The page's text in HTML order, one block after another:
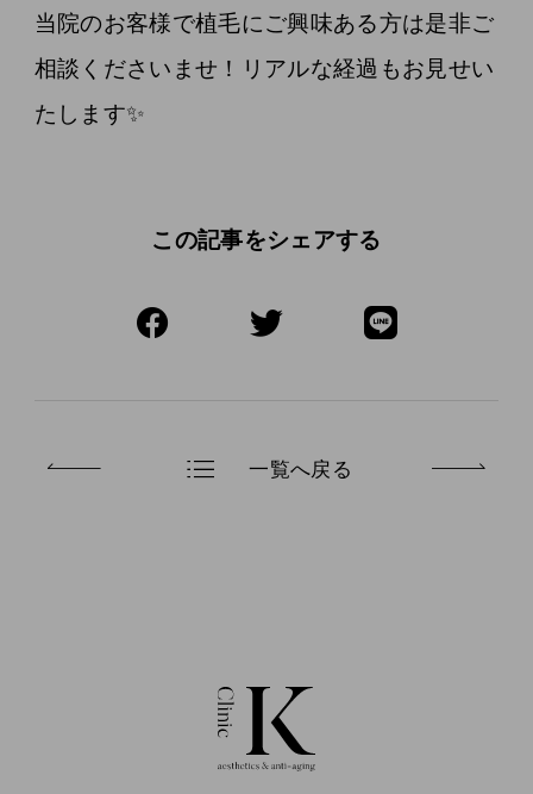
当院のお客様で植毛にご興味ある方は是非ご
相談くださいませ！リアルな経過もお見せい
たします✨
この記事をシェアする
一覧へ戻る